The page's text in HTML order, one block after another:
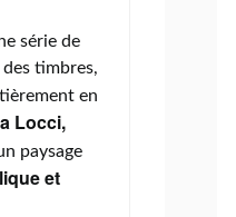
série de
timbres,
en
Locci,
paysage
et